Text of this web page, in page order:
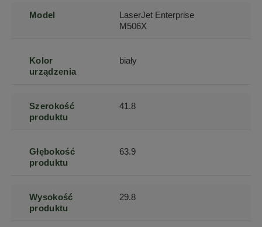
Model
LaserJet Enterprise
M506X
Kolor
urządzenia
biały
Szerokość
produktu
41.8
Głębokość
produktu
63.9
Wysokość
produktu
29.8